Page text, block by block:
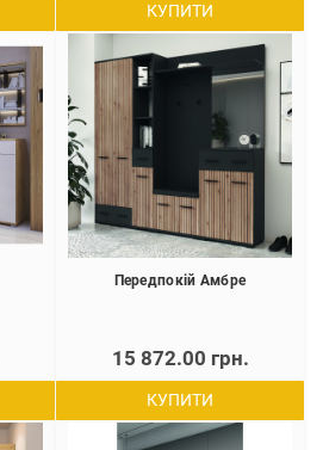
КУПИТИ
Передпокій Амбре
15 872.00 грн.
КУПИТИ